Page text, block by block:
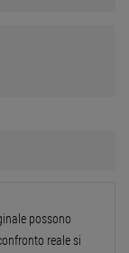
possono
reale si